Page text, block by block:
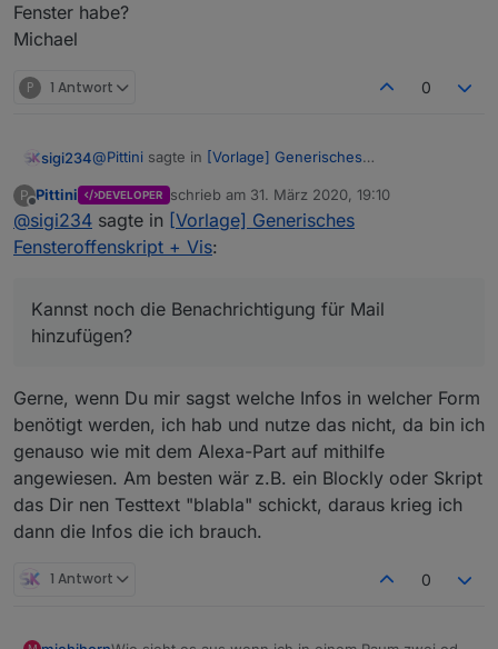
Fenster habe?
Michael
P 1 Antwort 0
sigi234@Pittini sagte in [Vorlage] Generisches
@sigi234sagte in[Vorlage] Generisches
Fensteroffenskript + Vis
ist, hats nen Kopf...Du verstehst...war schon spät,
aber stimmen tuts ;)
Kannst noch die Benachrichtigung für Mail
P
Offline
Pittini DEVELOPER schrieb am 31. März 2020, 19:10
zuletzt editiert von
@sigi234 sagte in [Vorlage] Generisches
Fensteroffenskript + Vis:
Kannst noch die Benachrichtigung für Mail
hinzufügen?
Gerne, wenn Du mir sagst welche Infos in welcher Form
benötigt werden, ich hab und nutze das nicht, da bin ich
genauso wie mit dem Alexa-Part auf mithilfe
angewiesen. Am besten wär z.B. ein Blockly oder Skript
das Dir nen Testtext "blabla" schickt, daraus krieg ich
dann die Infos die ich brauch.
1 Antwort 0